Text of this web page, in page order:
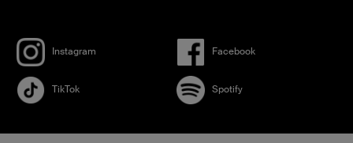
Instagram Facebook
TikTok Spotify